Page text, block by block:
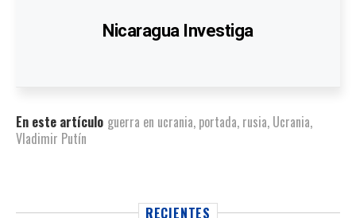
Nicaragua Investiga
En este artículo guerra en ucrania, portada, rusia, Ucrania,
Vladimir Putín
RECIENTES